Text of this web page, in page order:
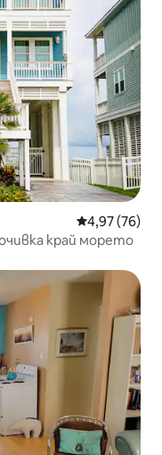
Средна
4,97 (76)
край морето